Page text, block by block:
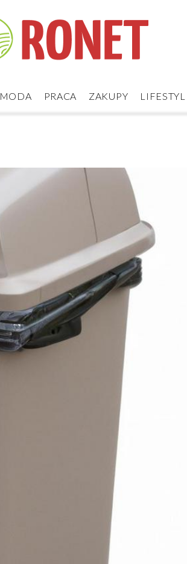
MODA PRACA ZAKUPY